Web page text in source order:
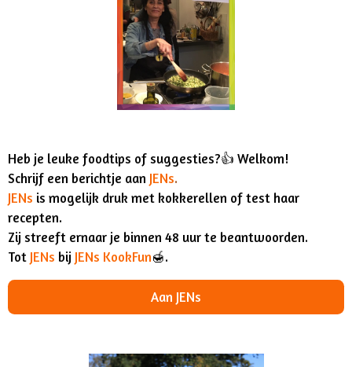
Heb je leuke foodtips of suggesties?👍 Welkom!
Schrijf een berichtje aan JENs.
JENs is mogelijk druk met kokkerellen of test haar
recepten.
Zij streeft ernaar je binnen 48 uur te beantwoorden.
Tot JENs bij JENs KookFun🍯.
Aan JENs